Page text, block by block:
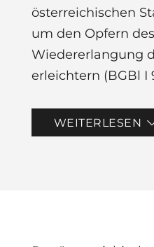
österreichischen
um den Opfern
Wiedererlangung
erleichtern (BGBl I
WEITERLESEN